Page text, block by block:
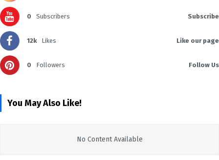
0 Subscribers Subscribe
12k Likes Like our page
0 Followers Follow Us
You May Also Like!
No Content Available